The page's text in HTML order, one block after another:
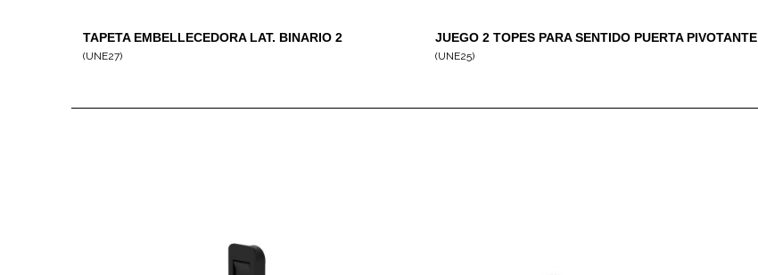
TAPETA EMBELLECEDORA LAT. BINARIO 2
CARRILES
(UNE27)
JUEGO 2 TOPES PARA SENTIDO PUERTA PIVOTANTE
UNE
(UNE25)